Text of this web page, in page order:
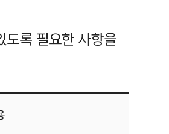
도록 필요한 사항을